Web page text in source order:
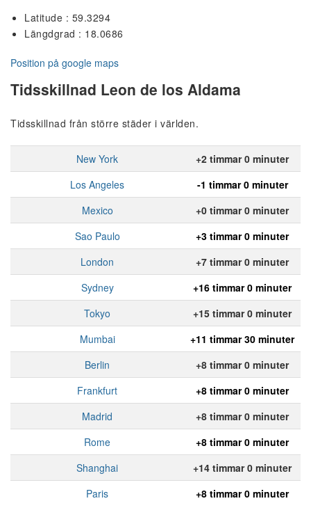
Latitude : 59.3294
Längdgrad : 18.0686
Position på google maps
Tidsskillnad Leon de los Aldama
Tidsskillnad från större städer i världen.
New York
+2 timmar 0 minuter
Los Angeles
-1 timmar 0 minuter
Mexico
+0 timmar 0 minuter
Sao Paulo
+3 timmar 0 minuter
London
+7 timmar 0 minuter
Sydney
+16 timmar 0 minuter
Tokyo
+15 timmar 0 minuter
Mumbai
+11 timmar 30 minuter
Berlin
+8 timmar 0 minuter
Frankfurt
+8 timmar 0 minuter
Madrid
+8 timmar 0 minuter
Rome
+8 timmar 0 minuter
Shanghai
+14 timmar 0 minuter
Paris
+8 timmar 0 minuter